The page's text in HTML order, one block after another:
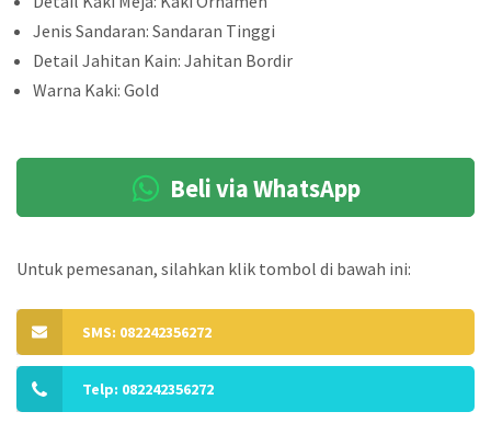
Jenis Sandaran: Sandaran Tinggi
Detail Jahitan Kain: Jahitan Bordir
Warna Kaki: Gold
Beli via WhatsApp
Untuk pemesanan, silahkan klik tombol di bawah ini:
SMS: 082242356272
Telp: 082242356272